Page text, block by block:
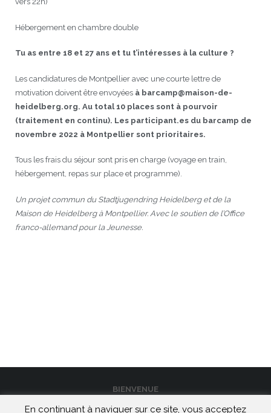
Hébergement en chambre double
Tu as entre 18 et 27 ans et tu t’intéresses à la culture ?
Les candidatures de Montpellier avec une courte lettre de
motivation doivent être envoyées à barcamp@maison-de-
heidelberg.org. Au total 10 places sont à pourvoir
(traitement en continu). Les participant.es du barcamp de
novembre 2022 à Montpellier sont prioritaires.
Tous les frais du séjour sont pris en charge (voyage en train,
hébergement, repas sur place et programme).
Un projet commun du Stadtjugendring Heidelberg et de la
Maison de Heidelberg à Montpellier. Avec le soutien de l’Office
franco-allemand pour la Jeunesse.
BIENVENUE
CONTACT
En continuant à naviguer sur ce site, vous acceptez